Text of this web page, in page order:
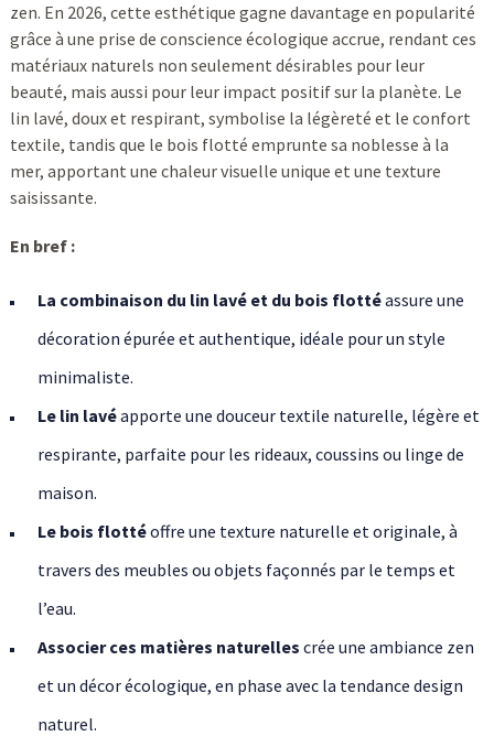
zen. En 2026, cette esthétique gagne davantage en popularité
grâce à une prise de conscience écologique accrue, rendant ces
matériaux naturels non seulement désirables pour leur
beauté, mais aussi pour leur impact positif sur la planète. Le
lin lavé, doux et respirant, symbolise la légèreté et le confort
textile, tandis que le bois flotté emprunte sa noblesse à la
mer, apportant une chaleur visuelle unique et une texture
saisissante.
En bref :
La combinaison du lin lavé et du bois flottéassure une
décoration épurée et authentique, idéale pour un style
minimaliste.
Le lin lavéapporte une douceur textile naturelle, légère et
respirante, parfaite pour les rideaux, coussins ou linge de
maison.
Le bois flottéoffre une texture naturelle et originale, à
travers des meubles ou objets façonnés par le temps et
l’eau.
Associer ces matières naturelles crée une ambiance zen
et un décor écologique, en phase avec la tendance design
naturel.